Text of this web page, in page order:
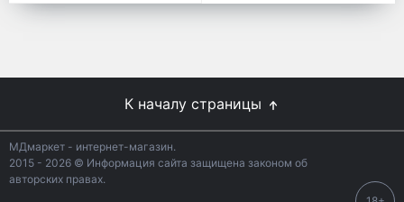
К началу страницы
МДмаркет - интернет-магазин.
2015 - 2026 © Информация сайта защищена законом об
авторских правах.